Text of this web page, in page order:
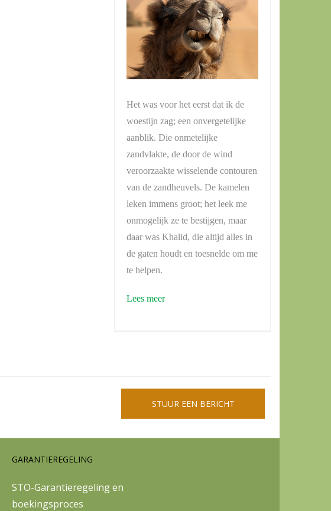
Het was voor het eerst dat ik de
woestijn zag; een onvergetelijke
aanblik. Die onmetelijke
zandvlakte, de door de wind
veroorzaakte wisselende contouren
van de zandheuvels. De kamelen
leken immens groot; het leek me
onmogelijk ze te bestijgen, maar
daar was Khalid, die altijd alles in
de gaten houdt en toesnelde om me
te helpen.
Lees meer
STUUR EEN BERICHT
GARANTIEREGELING
STO-Garantieregeling en
boekingsproces